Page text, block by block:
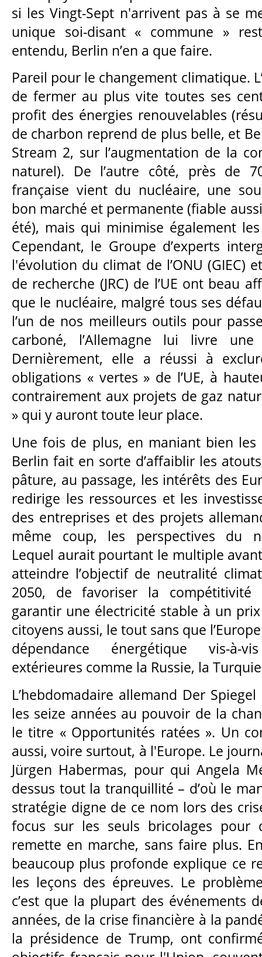
si les Vingt-Sept n'arrivent pas à se
unique soi-disant « commune »
entendu, Berlin n’en a que faire.
Pareil pour le changement climatique.
de fermer au plus vite toutes ses
profit des énergies renouvelables
de charbon reprend de plus belle, et
Stream 2, sur l’augmentation de la
naturel). De l’autre côté, près de
française vient du nucléaire, une
bon marché et permanente (fiable
été), mais qui minimise également
Cependant, le Groupe d’experts
l'évolution du climat de l’ONU (GIEC)
de recherche (JRC) de l’UE ont beau
que le nucléaire, malgré tous ses
l’un de nos meilleurs outils pour
carboné, l’Allemagne lui livre une
Dernièrement, elle a réussi à
obligations « vertes » de l’UE, à
contrairement aux projets de gaz
» qui y auront toute leur place.
Une fois de plus, en maniant bien
Berlin fait en sorte d’affaiblir les
pâture, au passage, les intérêts des
redirige les ressources et les
des entreprises et des projets
même coup, les perspectives du
Lequel aurait pourtant le multiple
atteindre l’objectif de neutralité
2050, de favoriser la compétitivité
garantir une électricité stable à un
citoyens aussi, le tout sans que
dépendance énergétique vis-à-
extérieures comme la Russie, la
L’hebdomadaire allemand Der
les seize années au pouvoir de la
le titre « Opportunités ratées ». Un
aussi, voire surtout, à l'Europe. Le
Jürgen Habermas, pour qui Angela
dessus tout la tranquillité – d’où le
stratégie digne de ce nom lors des
focus sur les seuls bricolages pour
remette en marche, sans faire plus.
beaucoup plus profonde explique ce
les leçons des épreuves. Le
c’est que la plupart des événements
années, de la crise financière à la
la présidence de Trump, ont